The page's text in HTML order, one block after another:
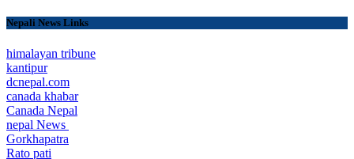
Nepali News Links
himalayan tribune
kantipur
dcnepal.com
canada khabar
Canada Nepal​
nepal News
Gorkhapatra
Rato pati